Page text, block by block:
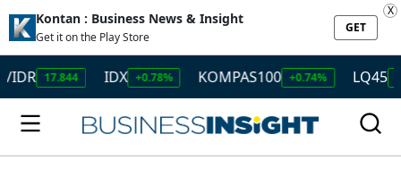
Kontan : Business News & Insight
Get it on the Play Store
GET
X
17.844 IDX +0.78% KOMPAS100 +0.74% LQ45 +0.59%